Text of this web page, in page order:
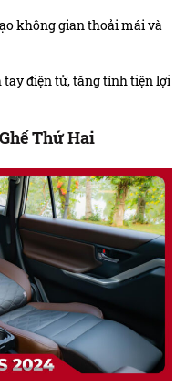
không gian thoải mái và
tay điện tử, tăng tính tiện lợi
Thứ Hai